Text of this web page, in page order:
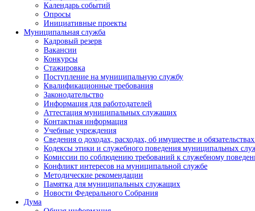
Календарь событий
Опросы
Инициативные проекты
Муниципальная служба
Кадровый резерв
Вакансии
Конкурсы
Стажировка
Поступление на муниципальную службу
Квалификационные требования
Законодательство
Информация для работодателей
Аттестация муниципальных служащих
Контактная информация
Учебные учреждения
Сведения о доходах, расходах, об имуществе и
Кодексы этики и служебного поведения муниципальных
Комиссии по соблюдению требований к служебному
Конфликт интересов на муниципальной службе
Методические рекомендации
Памятка для муниципальных служащих
Новости Федерального Cобрания
Дума